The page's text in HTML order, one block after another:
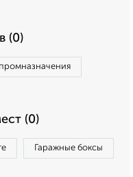
(0)
(0)
Гаражные боксы